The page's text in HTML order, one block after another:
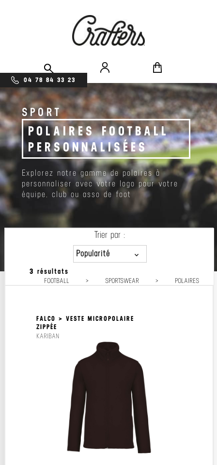
04 78 84 33 23
SPORT
POLAIRES FOOTBALL
PERSONNALISÉES
Explorez notre gamme de polaires à
personnaliser avec votre logo pour votre
équipe, club ou asso de foot
3 résultats
FOOTBALL > SPORTSWEAR > POLAIRES
Trier par :
Popularité
Prix décroissant
FALCO > VESTE MICROPOLAIRE
ZIPPÉE
KARIBAN